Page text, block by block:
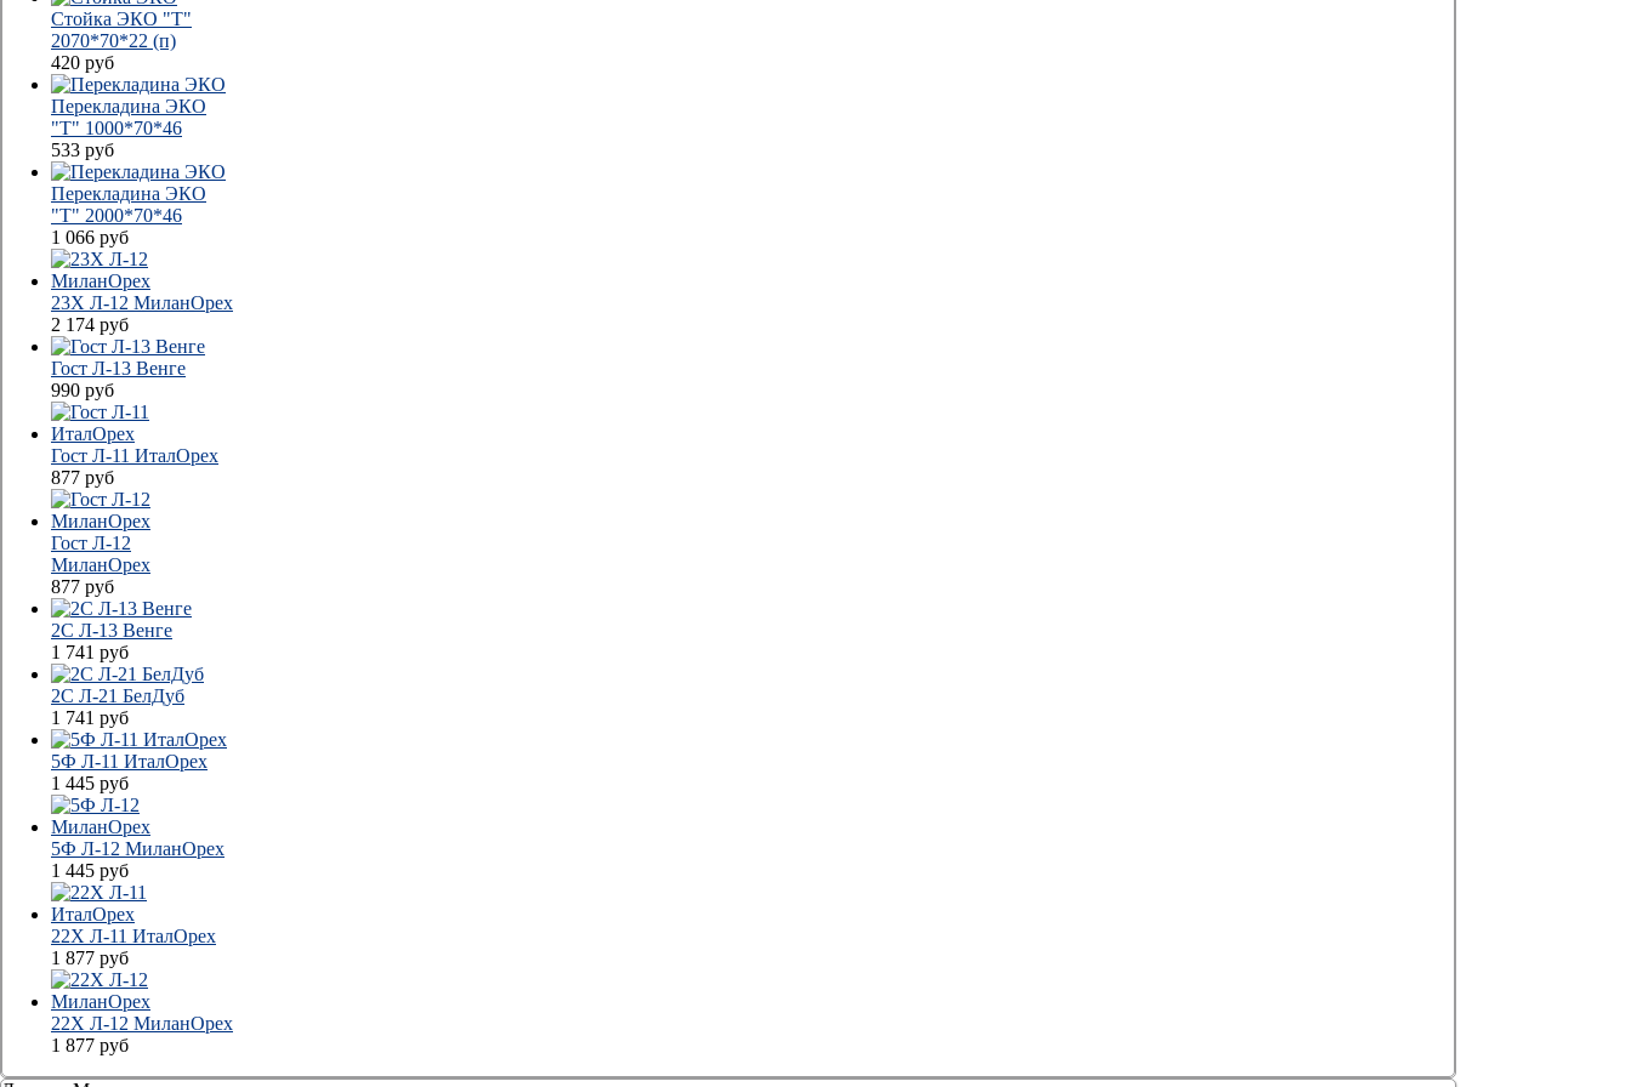
Стойка ЭКО "Т"
2070*70*22 (п)
420 руб
Перекладина ЭКО
"Т" 1000*70*46
533 руб
Перекладина ЭКО
"Т" 2000*70*46
1 066 руб
23Х Л-12 МиланОрех
2 174 руб
Гост Л-13 Венге
990 руб
Гост Л-11 ИталОрех
877 руб
Гост Л-12
МиланОрех
877 руб
2С Л-13 Венге
1 741 руб
2С Л-21 БелДуб
1 741 руб
5Ф Л-11 ИталОрех
1 445 руб
5Ф Л-12 МиланОрех
1 445 руб
22Х Л-11 ИталОрех
1 877 руб
22Х Л-12 МиланОрех
1 877 руб